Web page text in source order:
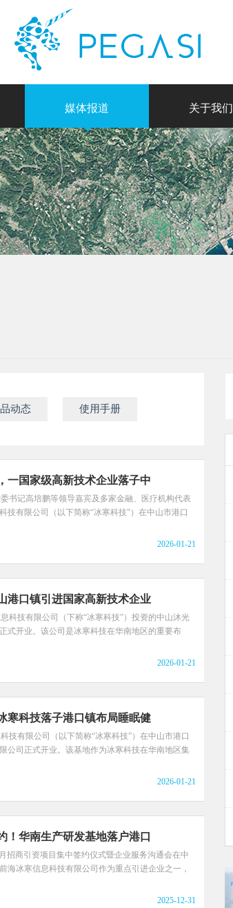
媒体报道 关于我们
动态 使用手册
一国家级高新技术企业落子中
书记高培鹏等领导嘉宾及多家金融、医疗机构代表
技有限公司（以下简称“冰寒科技”）在中山市港口
2026-01-21
港口镇引进国家高新技术企业
科技有限公司（下称“冰寒科技”）投资的中山沐光
式开业。该公司是冰寒科技在华南地区的重要布
2026-01-21
寒科技落子港口镇布局睡眠健
技有限公司（以下简称“冰寒科技”）在中山市港口
公司正式开业。该基地作为冰寒科技在华南地区集
2026-01-21
！华南生产研发基地落户港口
招商引资项目集中签约仪式暨企业服务沟通会在中
海冰寒信息科技有限公司作为重点引进企业之一，
2025-12-31